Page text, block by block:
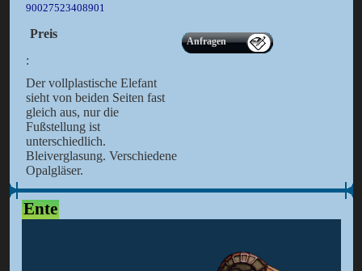
90027523408901
Preis
:
Anfragen
Der vollplastische Elefant
sieht von beiden Seiten fast
gleich aus, nur die
Fußstellung ist
unterschiedlich.
Bleiverglasung. Verschiedene
Opalgläser.
Ente